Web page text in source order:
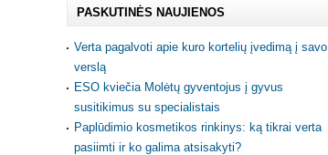
PASKUTINĖS NAUJIENOS
Verta pagalvoti apie kuro kortelių įvedimą į savo
verslą
ESO kviečia Molėtų gyventojus į gyvus
susitikimus su specialistais
Paplūdimio kosmetikos rinkinys: ką tikrai verta
pasiimti ir ko galima atsisakyti?